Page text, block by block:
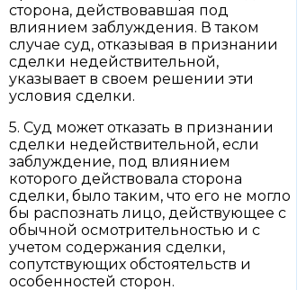
сторона, действовавшая под
влиянием заблуждения. В таком
случае суд, отказывая в признании
сделки недействительной,
указывает в своем решении эти
условия сделки.
5. Суд может отказать в признании
сделки недействительной, если
заблуждение, под влиянием
которого действовала сторона
сделки, было таким, что его не могло
бы распознать лицо, действующее с
обычной осмотрительностью и с
учетом содержания сделки,
сопутствующих обстоятельств и
особенностей сторон.